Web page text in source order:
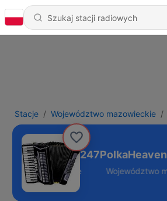
Stacje Województwo mazowieckie
247PolkaHeaven
- Online